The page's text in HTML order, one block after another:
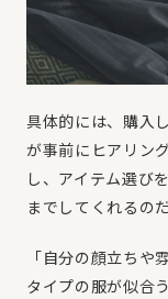
具体的には、購入
が事前にヒアリン
し、アイテム選び
までしてくれるの
「自分の顔立ちや
タイプの服が似合